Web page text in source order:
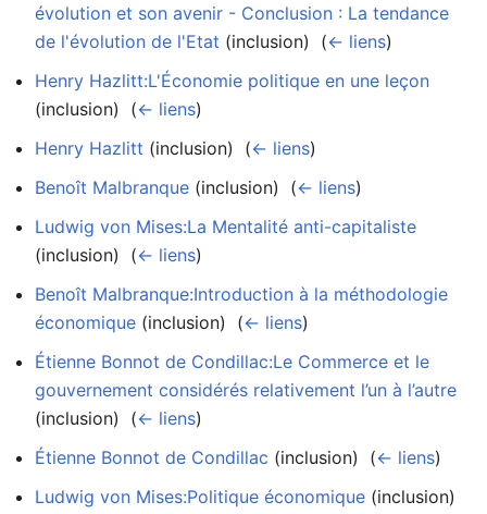
évolution et son avenir - Conclusion : La tendance
de l'évolution de l'Etat (inclusion) ‎ (← liens)
Henry Hazlitt:L'Économie politique en une leçon
(inclusion) ‎ (← liens)
Henry Hazlitt (inclusion) ‎ (← liens)
Benoît Malbranque (inclusion) ‎ (← liens)
Ludwig von Mises:La Mentalité anti-capitaliste
(inclusion) ‎ (← liens)
Benoît Malbranque:Introduction à la méthodologie
économique (inclusion) ‎ (← liens)
Étienne Bonnot de Condillac:Le Commerce et le
gouvernement considérés relativement l’un à l’autre
(inclusion) ‎ (← liens)
Étienne Bonnot de Condillac (inclusion) ‎ (← liens)
Ludwig von Mises:Politique économique (inclusion) ‎